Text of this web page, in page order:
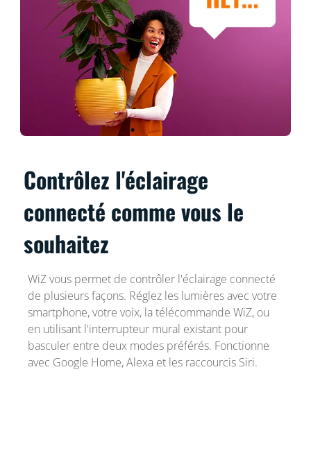
Contrôlez l'éclairage
connecté comme vous le
souhaitez
WiZ vous permet de contrôler l'éclairage connecté
de plusieurs façons. Réglez les lumières avec votre
smartphone, votre voix, la télécommande WiZ, ou
en utilisant l'interrupteur mural existant pour
basculer entre deux modes préférés. Fonctionne
avec Google Home, Alexa et les raccourcis Siri.